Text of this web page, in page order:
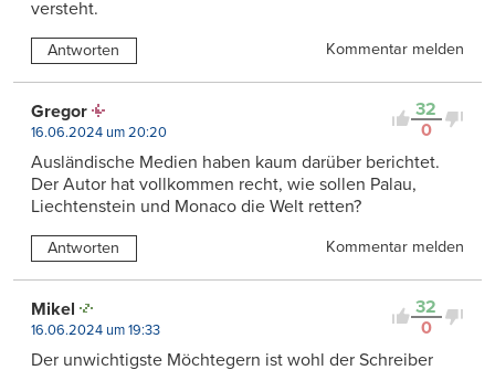
versteht.
Antworten Kommentar melden
32
0
Gregor
16.06.2024 um 20:20
Ausländische Medien haben kaum darüber berichtet.
Der Autor hat vollkommen recht, wie sollen Palau,
Liechtenstein und Monaco die Welt retten?
Antworten Kommentar melden
32
0
Mikel
16.06.2024 um 19:33
Der unwichtigste Möchtegern ist wohl der Schreiber